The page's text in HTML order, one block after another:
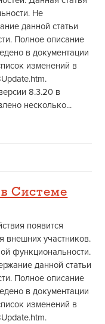
Не
данной статьи
Полное описание
в документации
изменений в
8.3.20 в
несколько...
Системе
появится
внешних участников.
функциональности.
данной статьи
Полное описание
в документации
изменений в